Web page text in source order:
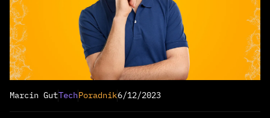
Marcin GutTechPoradnik6/12/2023